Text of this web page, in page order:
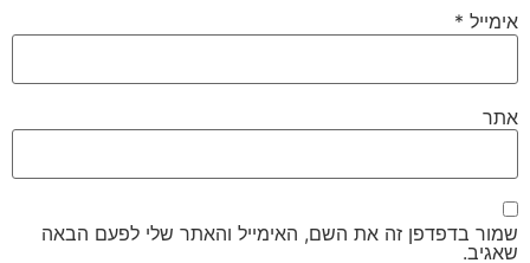
אימייל *
אתר
שמור בדפדפן זה את השם, האימייל והאתר שלי לפעם הבאה
שאגיב.